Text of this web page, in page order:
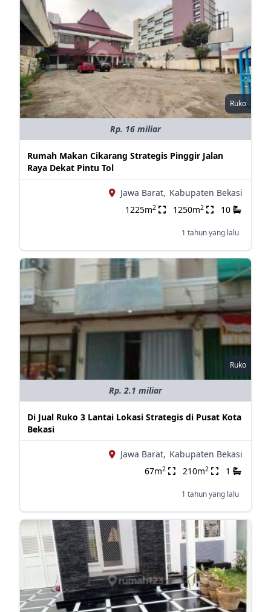
Ruko
Rp. 16 miliar
Rumah Makan Cikarang Strategis Pinggir Jalan
Raya Dekat Pintu Tol
Jawa Barat, Kabupaten Bekasi
1225m2 1250m2 10
1 tahun yang lalu
Ruko
Rp. 2.1 miliar
Di Jual Ruko 3 Lantai Lokasi Strategis di Pusat Kota
Bekasi
Jawa Barat, Kabupaten Bekasi
67m2 210m2 1
1 tahun yang lalu